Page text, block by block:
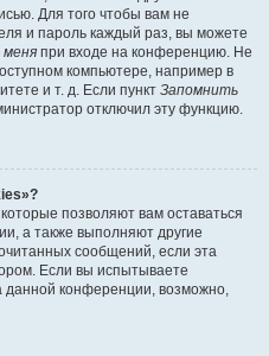
Для того чтобы вам не
и пароль каждый раз, вы можете
при входе на конференцию. Не
компьютере, например в
и т. д. Если пункт Запомнить
отключил эту функцию.
позволяют вам оставаться
а также выполняют другие
сообщений, если эта
Если вы испытываете
данной конференции, возможно,